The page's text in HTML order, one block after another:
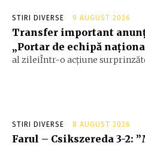
STIRI DIVERSE 9 AUGUST 2026
Transfer important
„Portar de echipă
al zileiÎntr-o acțiune
STIRI DIVERSE 8 AUGUST 2026
Farul – Csikszereda 3-2: